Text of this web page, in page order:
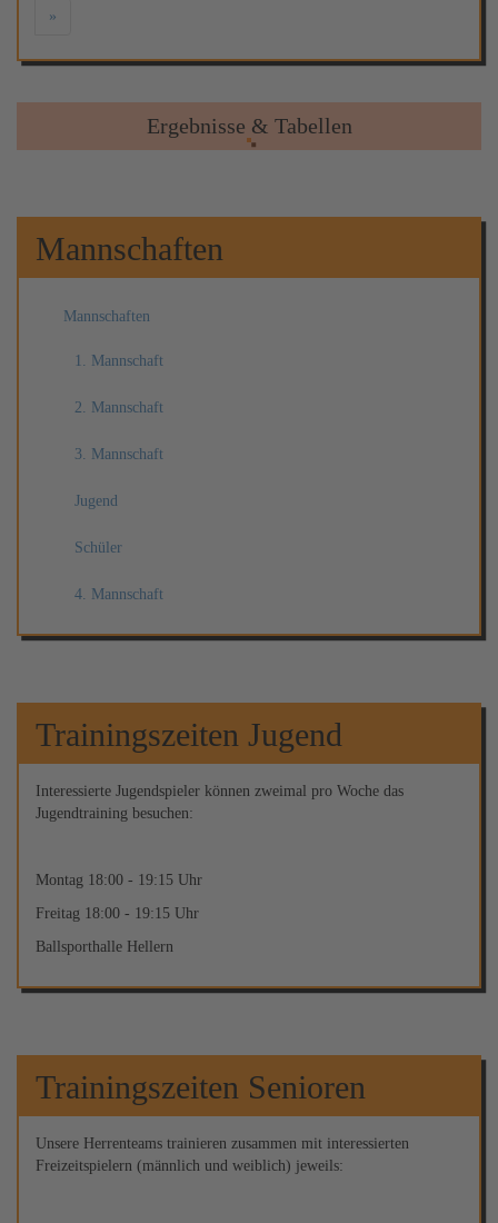
»
Ergebnisse & Tabellen
Mannschaften
Mannschaften
1. Mannschaft
2. Mannschaft
3. Mannschaft
Jugend
Schüler
4. Mannschaft
Trainingszeiten Jugend
Interessierte Jugendspieler können zweimal pro Woche das
Jugendtraining besuchen:
Montag 18:00 - 19:15 Uhr
Freitag 18:00 - 19:15 Uhr
Ballsporthalle Hellern
Trainingszeiten Senioren
Unsere Herrenteams trainieren zusammen mit interessierten
Freizeitspielern (männlich und weiblich) jeweils: